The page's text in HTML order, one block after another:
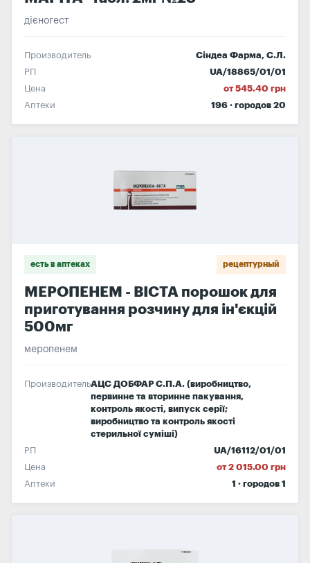
дієногест
Производитель
Сіндеа Фарма, С.Л.
РП
UA/18865/01/01
Цена
от 545.40 грн
Аптеки
196 · городов 20
есть в аптеках рецептурный
МЕРОПЕНЕМ - ВІСТА порошок для
приготування розчину для ін'єкцій
500мг
меропенем
ПроизводительАЦС ДОБФАР С.П.А. (виробництво,
первинне та вторинне пакування,
контроль якості, випуск серії;
виробництво та контроль якості
стерильної суміші)
РП
UA/16112/01/01
Цена
от 2 015.00 грн
Аптеки
1 · городов 1